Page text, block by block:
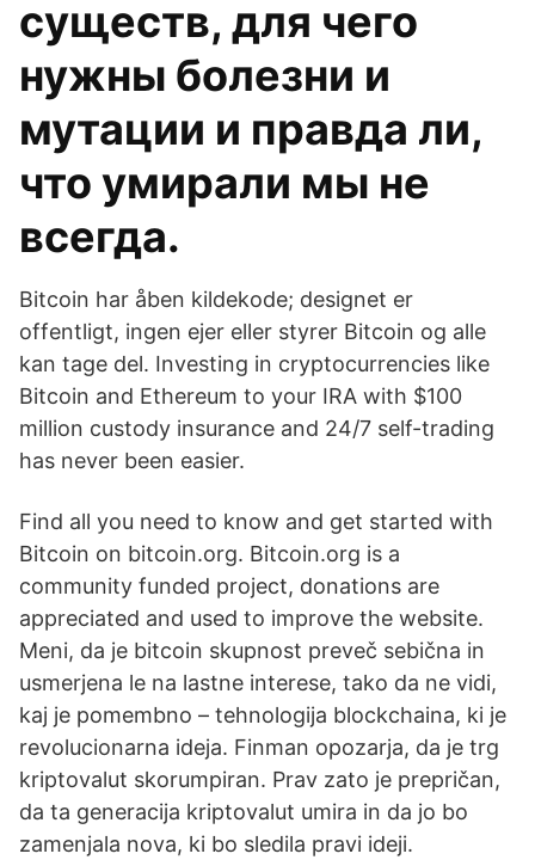
существ, для чего
нужны болезни и
мутации и правда ли,
что умирали мы не
всегда.
Bitcoin har åben kildekode; designet er
offentligt, ingen ejer eller styrer Bitcoin og alle
kan tage del. Investing in cryptocurrencies like
Bitcoin and Ethereum to your IRA with $100
million custody insurance and 24/7 self-trading
has never been easier.
Find all you need to know and get started with
Bitcoin on bitcoin.org. Bitcoin.org is a
community funded project, donations are
appreciated and used to improve the website.
Meni, da je bitcoin skupnost preveč sebična in
usmerjena le na lastne interese, tako da ne vidi,
kaj je pomembno – tehnologija blockchaina, ki je
revolucionarna ideja. Finman opozarja, da je trg
kriptovalut skorumpiran. Prav zato je prepričan,
da ta generacija kriptovalut umira in da jo bo
zamenjala nova, ki bo sledila pravi ideji.